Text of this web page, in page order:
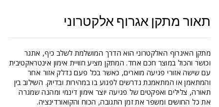
תאור מתקן אגרוף אלקטרוני
מתקן האיגרוף האלקטרוני הוא הדרך המושלמת לשלב כיף, אתגר
וכושר והכול במוצר חכם אחד. המתקן מציע חוויית אימון אינטראקטיבית
עם שישה אזורי פגיעה מוארים, כאשר בכל פעם נדלק אזור אחר
והמתאמן או המתאמנת נדרשים לפגוע בו במהירות ובדיוק. השילוב בין
תאורה, צלילים ואפקטים של פגיעה יוצר אימון דינמי ומהנה שמגרה
את כל החושים ומשפר את זמן התגובה, הכוח והקואורדינציה.